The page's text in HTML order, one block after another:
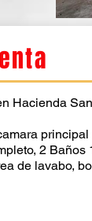
Hacienda
principal
2 Baños
de lavabo,